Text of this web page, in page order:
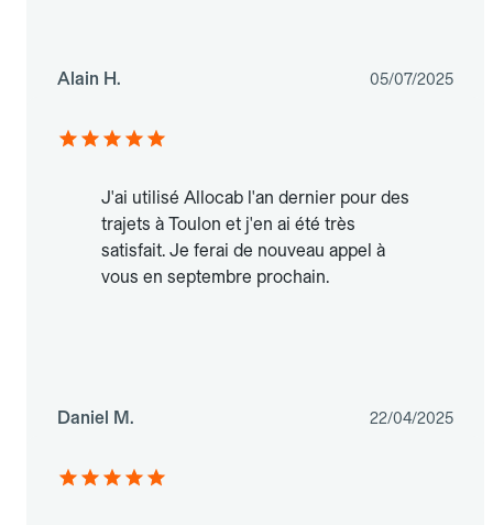
Alain H. 05/07/2025
J'ai utilisé Allocab l'an dernier pour des
trajets à Toulon et j'en ai été très
satisfait. Je ferai de nouveau appel à
vous en septembre prochain.
Daniel M. 22/04/2025